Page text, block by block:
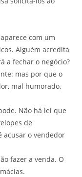
com um
Alguém acredita
a fechar o negócio?
mas por que o
mal humorado,
Não há lei que
de
acusar o vendedor
fazer a venda. O